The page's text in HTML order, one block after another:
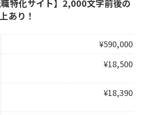
職特化サイト】2,000文字前後の
あり！
¥590,000
¥18,500
¥18,390